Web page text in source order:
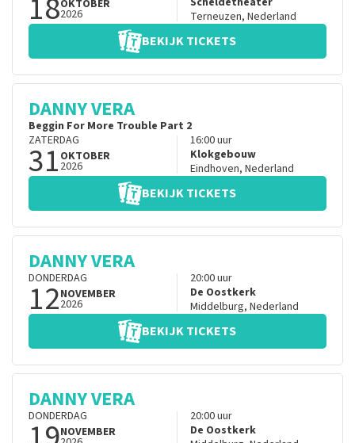
18OKTOBER
2026
Terneuzen, Nederland
BEKIJK TICKETS
DANNY VERA
Beggin For More Trouble Part 2
ZATERDAG
31 OKTOBER
2026
16:00uur
Klokgebouw
Eindhoven, Nederland
BEKIJK TICKETS
DANNY VERA
DONDERDAG
12NOVEMBER
2026
20:00uur
De Oostkerk
Middelburg, Nederland
BEKIJK TICKETS
DANNY VERA
DONDERDAG
NOVEMBER
20:00uur
De Oostkerk